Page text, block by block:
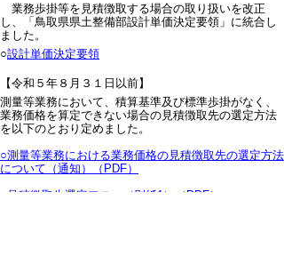
業務歩掛等を見積徴取する場合の取り扱いを改正
し、「鳥取県県土整備部設計単価決定要領」に統合し
ました。
○設計単価決定要領
【令和５年８月３１日以前】
測量等業務において、積算基準及び標準歩掛がなく、
業務価格を算定できない場合の見積徴取先の選定方法
を以下のとおり定めました。
○測量等業務における業務価格の見積徴取先の選定方法
について（通知）（PDF）
○見積徴取先選定フロー（別紙1）（PDF）